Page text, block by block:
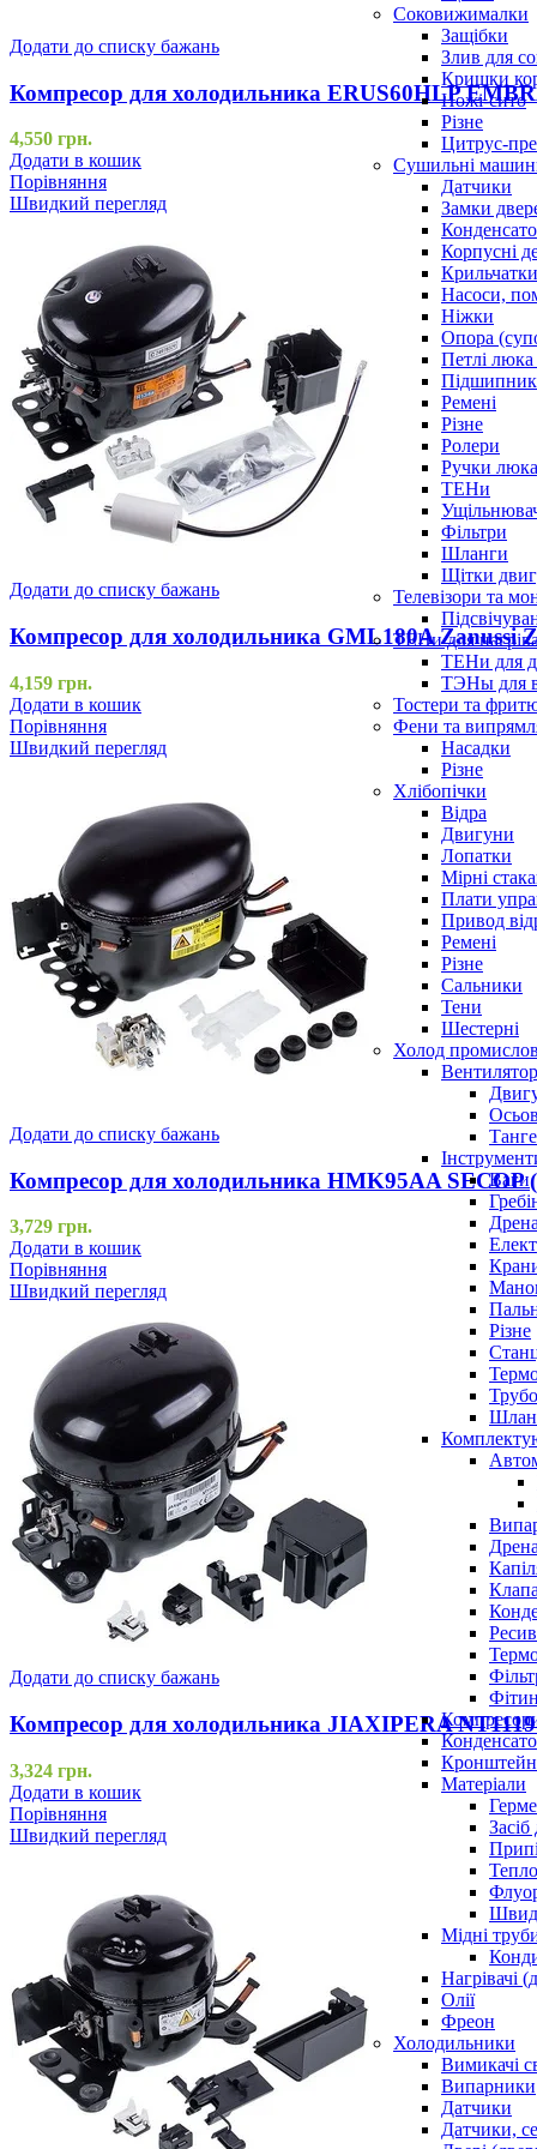
Соковижималки
Защібки
Злив для
Кришки
Ножі-сито
Різне
Цитрус-
Сушильні
Датчики
Замки
Корпусні
Крильчатки
Насоси,
Ніжки
Опора
Петлі люка
Ремені
Різне
Ролери
Ручки
ТЕНи
Фільтри
Шланги
Щітки
Телевізори та
ТЕНи для
ТЕНи для
ТЭНы для
Тостери та
Фени та
Насадки
Різне
Хлібопічки
Відра
Двигуни
Лопатки
Мірні
Плати
Привод
Ремені
Різне
Сальники
Тени
Шестерні
Холод
Ваги
Різне
Матеріали
Мідні
Нагрівачі
Олії
Фреон
Холодильники
Вимикачі
Випарники
Датчики
Датчики,
Додати до списку бажань
Компресор для холодильника ERUS60HLP
4,550 грн.
Додати в кошик
Порівняння
Швидкий перегляд
Додати до списку бажань
Компресор для холодильника GML180A Zanussi
4,159 грн.
Додати в кошик
Порівняння
Швидкий перегляд
Додати до списку бажань
Компресор для холодильника HMK95AA SECOP
3,729 грн.
Додати в кошик
Порівняння
Швидкий перегляд
Додати до списку бажань
Компресор для холодильника JIAXIPERA
3,324 грн.
Додати в кошик
Порівняння
Швидкий перегляд